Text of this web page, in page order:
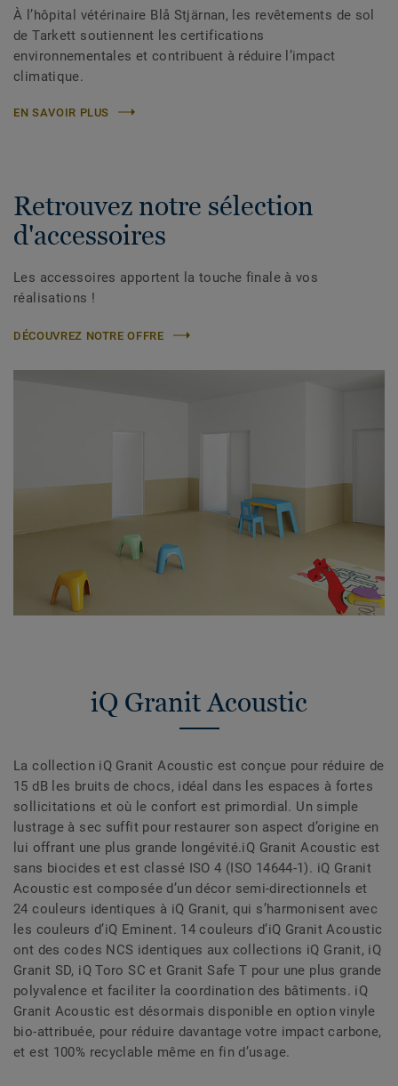
À l’hôpital vétérinaire Blå Stjärnan, les revêtements de sol
de Tarkett soutiennent les certifications
environnementales et contribuent à réduire l’impact
climatique.
EN SAVOIR PLUS
Retrouvez notre sélection
d'accessoires
Les accessoires apportent la touche finale à vos
réalisations !
DÉCOUVREZ NOTRE OFFRE
iQ Granit Acoustic
La collection iQ Granit Acoustic est conçue pour réduire de
15 dB les bruits de chocs, idéal dans les espaces à fortes
sollicitations et où le confort est primordial. Un simple
lustrage à sec suffit pour restaurer son aspect d’origine en
lui offrant une plus grande longévité.iQ Granit Acoustic est
sans biocides et est classé ISO 4 (ISO 14644-1). iQ Granit
Acoustic est composée d’un décor semi-directionnels et
24 couleurs identiques à iQ Granit, qui s’harmonisent avec
les couleurs d’iQ Eminent. 14 couleurs d’iQ Granit Acoustic
ont des codes NCS identiques aux collections iQ Granit, iQ
Granit SD, iQ Toro SC et Granit Safe T pour une plus grande
polyvalence et faciliter la coordination des bâtiments. iQ
Granit Acoustic est désormais disponible en option vinyle
bio-attribuée, pour réduire davantage votre impact carbone,
et est 100% recyclable même en fin d’usage.